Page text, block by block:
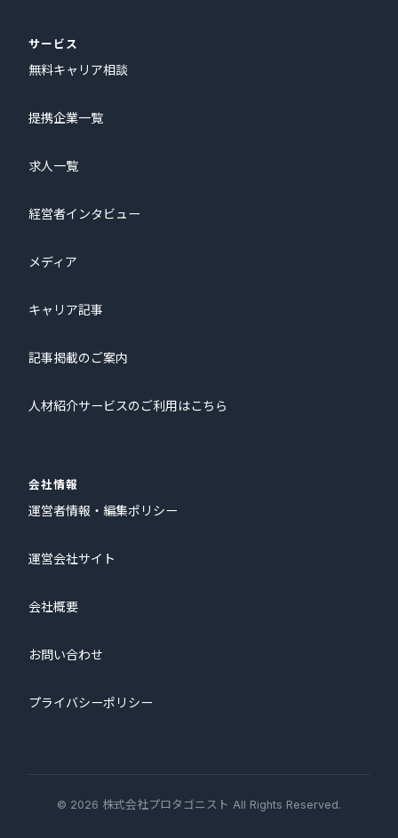
サービス
無料キャリア相談
提携企業一覧
求人一覧
経営者インタビュー
メディア
キャリア記事
記事掲載のご案内
人材紹介サービスのご利用はこちら
会社情報
運営者情報・編集ポリシー
運営会社サイト
会社概要
お問い合わせ
プライバシーポリシー
© 2026 株式会社プロタゴニスト All Rights Reserved.